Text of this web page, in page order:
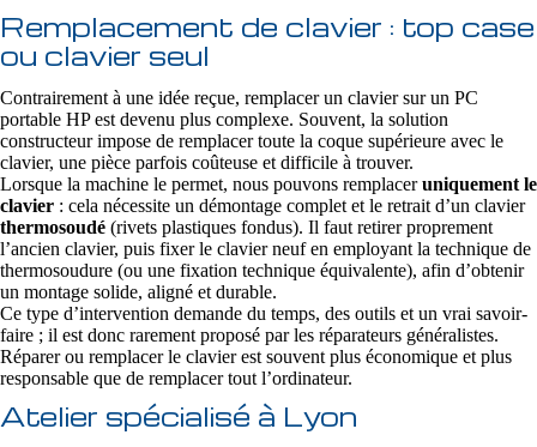
Remplacement de clavier : top case
ou clavier seul
Contrairement à une idée reçue, remplacer un clavier sur un PC
portable HP est devenu plus complexe. Souvent, la solution
constructeur impose de remplacer toute la coque supérieure avec le
clavier, une pièce parfois coûteuse et difficile à trouver.
Lorsque la machine le permet, nous pouvons remplaceruniquement le
clavier : cela nécessite un démontage complet et le retrait d’un clavier
thermosoudé (rivets plastiques fondus). Il faut retirer proprement
l’ancien clavier, puis fixer le clavier neuf en employant la technique de
thermosoudure (ou une fixation technique équivalente), afin d’obtenir
un montage solide, aligné et durable.
Ce type d’intervention demande du temps, des outils et un vrai savoir-
faire ; il est donc rarement proposé par les réparateurs généralistes.
Réparer ou remplacer le clavier est souvent plus économique et plus
responsable que de remplacer tout l’ordinateur.
Atelier spécialisé à Lyon